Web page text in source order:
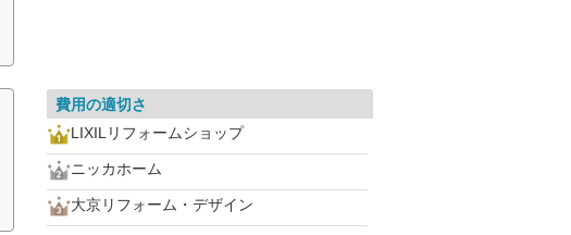
費用の適切さ
LIXILリフォームショップ
ニッカホーム
大京リフォーム・デザイン